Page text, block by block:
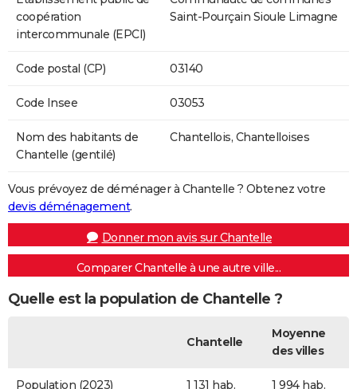
coopération
intercommunale (EPCI)
Saint-Pourçain Sioule Limagne
Code postal (CP) 03140
Code Insee 03053
Nom des habitants de
Chantelle (gentilé)
Chantellois, Chantelloises
Vous prévoyez de déménager à Chantelle ? Obtenez votre
devis déménagement.
Donner mon avis sur Chantelle
Comparer Chantelle à une autre ville...
Quelle est la population de Chantelle ?
Chantelle
Moyenne
des villes
Population (2023) 1 131 hab. 1 994 hab.